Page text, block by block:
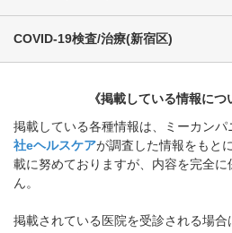
COVID-19検査/治療(新宿区)
《掲載している情報につ
掲載している各種情報は、ミーカン
社eヘルスケアが調査した情報をもと
載に努めておりますが、内容を完全
ん。
掲載されている医院を受診される場